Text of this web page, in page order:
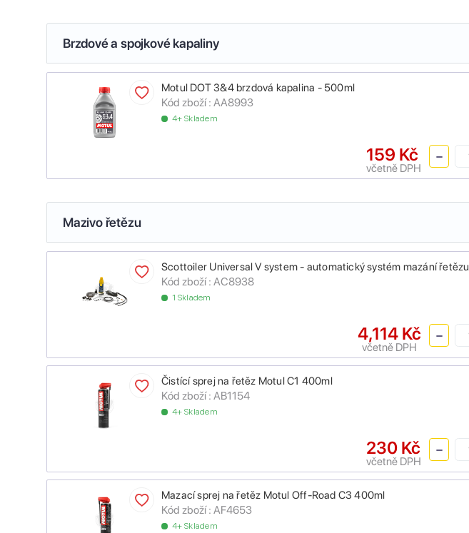
Brzdové a spojkové kapaliny
Motul DOT 3&4 brzdová kapalina - 500ml
Kód zboží : AA8993
4+ Skladem
159 Kč
včetně DPH
Mazivo řetězu
Scottoiler Universal V system - automatický systém mazání řetězu
Kód zboží : AC8938
1 Skladem
4,114 Kč
včetně DPH
Čistící sprej na řetěz Motul C1 400ml
Kód zboží : AB1154
4+ Skladem
230 Kč
včetně DPH
Mazací sprej na řetěz Motul Off-Road C3 400ml
Kód zboží : AF4653
4+ Skladem